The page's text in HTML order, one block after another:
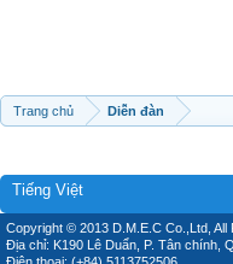
Trang chủ Diễn đàn
Tiếng Việt
Copyright © 2013 D.M.E.C Co.,Ltd, All
Địa chỉ: K190 Lê Duẩn, P. Tân chính,